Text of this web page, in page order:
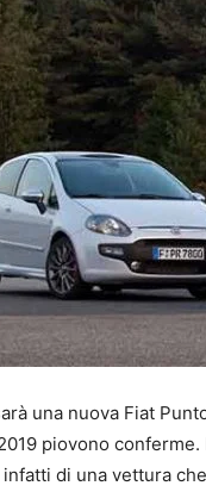
una nuova Fiat
piovono conferme.
infatti di una vettura